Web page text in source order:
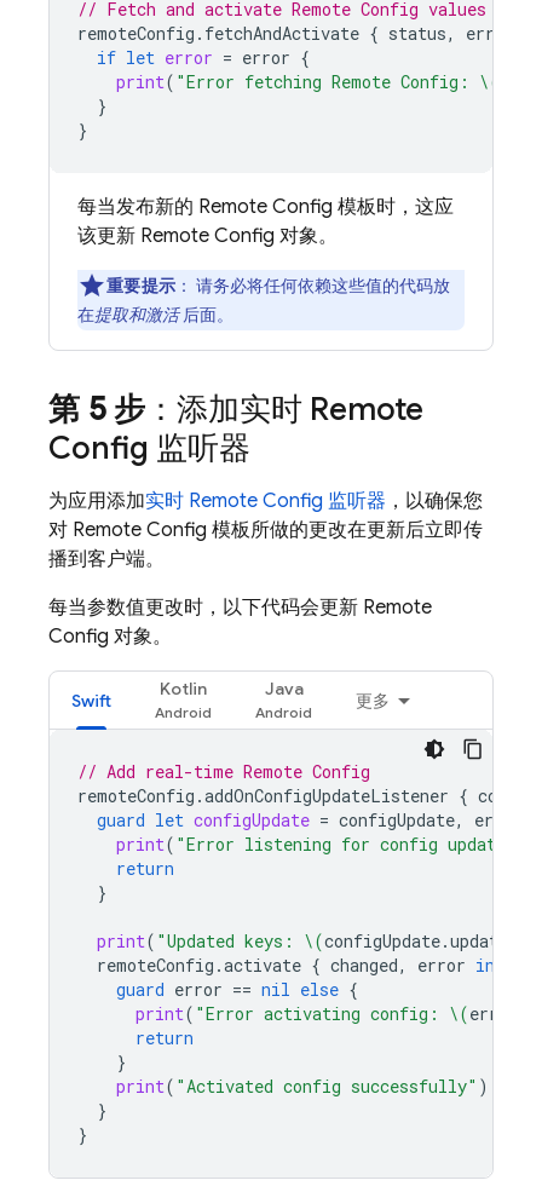
// Fetch and activate Remote Config values
remoteConfig . fetchAndActivate { status, error
if let error = error {
print( "Error fetching Remote Config : \(
}
}
每当发布新的 Remote Config 模板时，这应
该更新 Remote Config 对象。
重要提示 ： 请务必将任何依赖这些值的代码放
在提取和激活后面。
第 5 步 ：添加实时 Remote
Config 监听器
为应用添加实时 Remote Config 监听器 ，以确保您
对 Remote Config 模板所做的更改在更新后立即传
播到客户端。
每当参数值更改时，以下代码会更新 Remote
Config 对象。
Swift
Kotlin Java
更多
// Add real-time Remote Config
remoteConfig .addOnConfigUpdateListener {
guard let configUpdate = configUpdate, error
print( "Error listening for config updates:
return
}
print( "Updated keys: \(configUpdate.
remoteConfig .activate { changed, error in
guard error == nil else {
print( "Error activating config: \(error
return
}
print( "Activated config successfully" )
}
}